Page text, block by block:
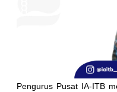
Pengurus Pusat IA-ITB